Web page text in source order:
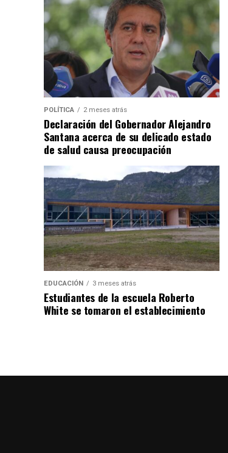
POLÍTICA 2 meses atrás
Declaración del Gobernador Alejandro
Santana acerca de su delicado estado
de salud causa preocupación
EDUCACIÓN 3 meses atrás
Estudiantes de la escuela Roberto
White se tomaron el establecimiento